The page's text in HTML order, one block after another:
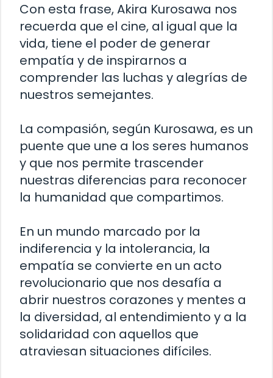
Con esta frase, Akira Kurosawa nos
recuerda que el cine, al igual que la
vida, tiene el poder de generar
empatía y de inspirarnos a
comprender las luchas y alegrías de
nuestros semejantes.
La compasión, según Kurosawa, es un
puente que une a los seres humanos
y que nos permite trascender
nuestras diferencias para reconocer
la humanidad que compartimos.
En un mundo marcado por la
indiferencia y la intolerancia, la
empatía se convierte en un acto
revolucionario que nos desafía a
abrir nuestros corazones y mentes a
la diversidad, al entendimiento y a la
solidaridad con aquellos que
atraviesan situaciones difíciles.